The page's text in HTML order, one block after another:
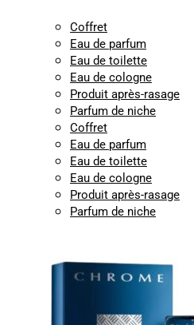
Coffret
Eau de parfum
Eau de toilette
Eau de cologne
Produit après-rasage
Parfum de niche
Coffret
Eau de parfum
Eau de toilette
Eau de cologne
Produit après-rasage
Parfum de niche